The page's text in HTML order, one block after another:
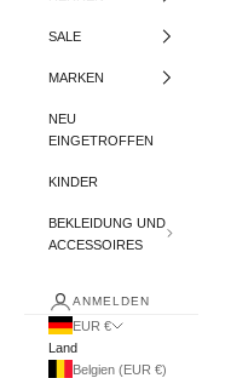
SALE
MARKEN
NEU
EINGETROFFEN
KINDER
BEKLEIDUNG UND
ACCESSOIRES
ANMELDEN
EUR €
Land
Belgien (EUR €)